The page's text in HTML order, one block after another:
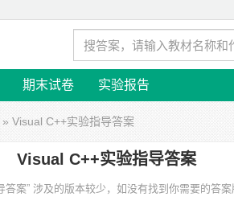
期末试卷 实验报告
» Visual C++实验指导答案
Visual C++实验指导答案
答案” 涉及的版本较少，如没有找到你需要的答案